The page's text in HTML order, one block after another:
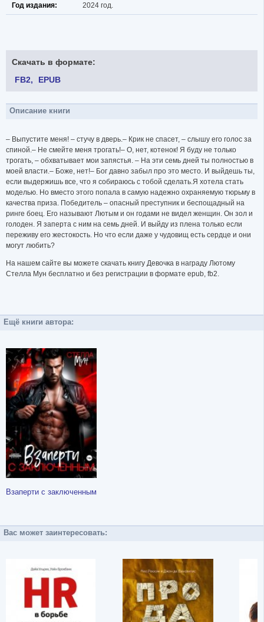
Год издания: 2024 год.
Скачать в формате:
FB2
EPUB
Описание книги
– Выпустите меня! – стучу в дверь.– Крик не спасет, – слышу его голос за
спиной.– Не смейте меня трогать!– О, нет, котенок! Я буду не только
трогать, – обхватывает мои запястья. – На эти семь дней ты полностью в
моей власти.– Боже, нет!– Бог давно забыл про это место. И выйдешь ты,
если выдержишь все, что я собираюсь с тобой сделать.Я хотела стать
моделью. Но вместо этого попала в самую надежно охраняемую тюрьму в
качества приза. Победитель – опасный преступник и беспощадный на
ринге боец. Его называют Лютым и он годами не видел женщин. Он зол и
голоден. Я заперта с ним на семь дней. И выйду из плена только если
переживу его жестокость. Но что если даже у чудовищ есть сердце и они
могут любить?
На нашем сайте вы можете скачать книгу Девочка в награду Лютому
Стелла Мун бесплатно и без регистрации в формате epub, fb2.
Ещё книги автора:
Взаперти с заключенным
Вас может заинтересовать: